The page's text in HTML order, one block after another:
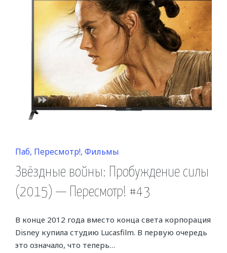
Posted
in
Паб Пересмотр! Фильмы
Звёздные войны: Пробуждение силы
(2015) — Пересмотр! #43
В конце 2012 года вместо конца света корпорация
Disney купила студию Lucasfilm. В первую очередь
это означало, что теперь…